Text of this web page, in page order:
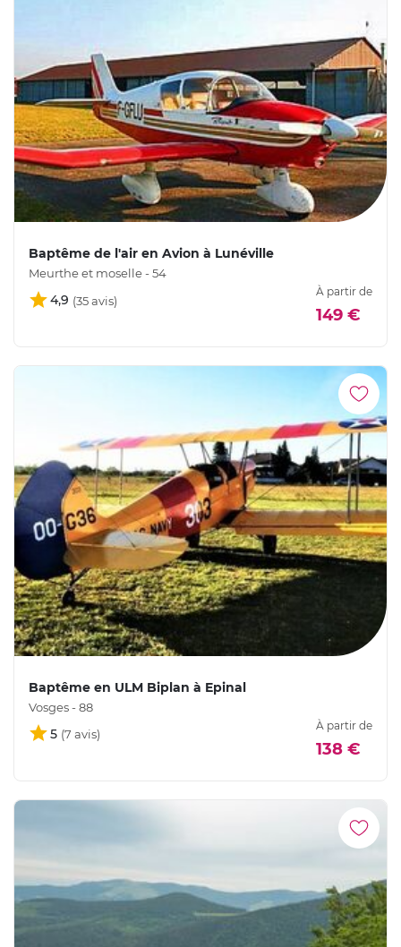
Baptême de l'air en Avion à Lunéville
Meurthe et moselle - 54
4,9
À partir de
149 €
Baptême en ULM Biplan à Epinal
Vosges - 88
5
À partir de
138 €